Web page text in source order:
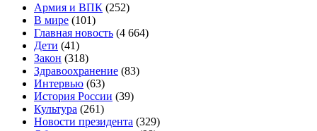
Армия и ВПК (252)
В мире (101)
Главная новость (4 664)
Дети (41)
Закон (318)
Здравоохранение (83)
Интервью (63)
История России (39)
Культура (261)
Новости президента (329)